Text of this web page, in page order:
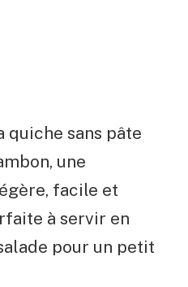
sans pâte
une
facile et
à servir en
pour un petit